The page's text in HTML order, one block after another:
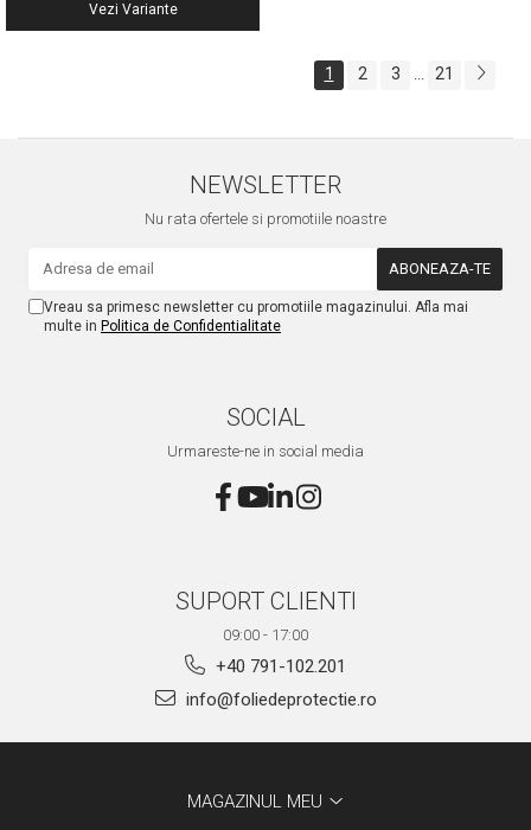
Vezi Variante
1 2 3 21
NEWSLETTER
Nu rata ofertele si promotiile noastre
Vreau sa primesc newsletter cu promotiile magazinului. Afla mai
multe in Politica de Confidentialitate
SOCIAL
Urmareste-ne in social media
SUPORT CLIENTI
09:00 - 17:00
+40 791-102.201
info@foliedeprotectie.ro
MAGAZINUL MEU